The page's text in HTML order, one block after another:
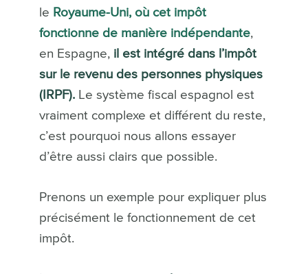
le Royaume-Uni, où cet impôt
fonctionne de manière indépendante,
en Espagne, il est intégré dans l’impôt
sur le revenu des personnes physiques
(IRPF).Le système fiscal espagnol est
vraiment complexe et différent du reste,
c’est pourquoi nous allons essayer
d’être aussi clairs que possible.
Prenons un exemple pour expliquer plus
précisément le fonctionnement de cet
impôt.